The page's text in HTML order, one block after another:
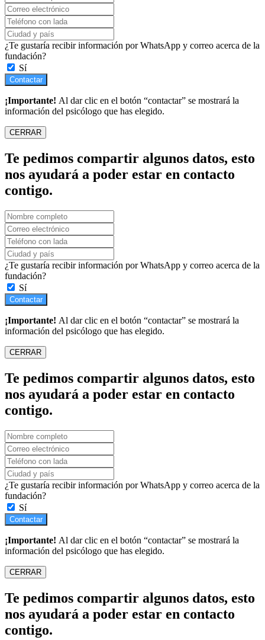
¿Te gustaría recibir información por WhatsApp y correo acerca de la
fundación?
Sí
Contactar
¡Importante! Al dar clic en el botón “contactar” se mostrará la
información del psicólogo que has elegido.
CERRAR
Te pedimos compartir algunos datos, esto
nos ayudará a poder estar en contacto
contigo.
¿Te gustaría recibir información por WhatsApp y correo acerca de la
fundación?
Sí
Contactar
¡Importante! Al dar clic en el botón “contactar” se mostrará la
información del psicólogo que has elegido.
CERRAR
Te pedimos compartir algunos datos, esto
nos ayudará a poder estar en contacto
contigo.
¿Te gustaría recibir información por WhatsApp y correo acerca de la
fundación?
Sí
Contactar
¡Importante! Al dar clic en el botón “contactar” se mostrará la
información del psicólogo que has elegido.
CERRAR
Te pedimos compartir algunos datos, esto
nos ayudará a poder estar en contacto
contigo.